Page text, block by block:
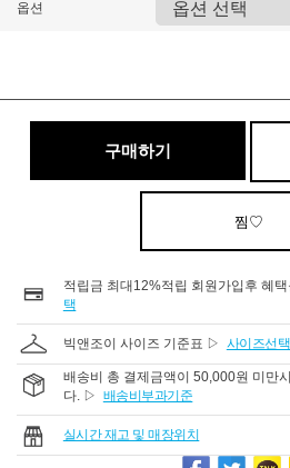
옵션
구매하기
찜♡
적립금 최대12%적립 회원가입후 혜
택
빅앤조이 사이즈 기준표 ▷ 사이즈선
배송비 총 결제금액이 50,000원 미만
다. ▷ 배송비부과기준
실시간 재고 및 매장위치